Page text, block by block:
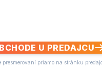
U PREDAJCU
priamo na stránku